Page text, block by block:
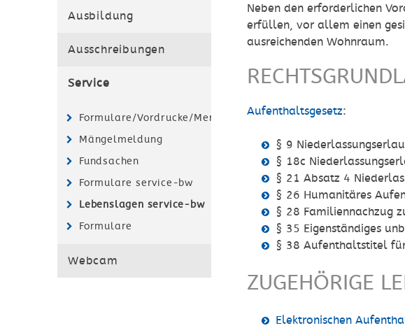
Ausbildung
Ausschreibungen
Service
Formulare/Vordrucke/Merkblätter
Mängelmeldung
Fundsachen
Formulare service-bw
Lebenslagen service-bw
Formulare
Webcam
Neben den erforderlichen
erfüllen, vor allem einen
ausreichenden Wohnraum.
Aufenthaltsgesetz:
§ 9
§ 18c
§ 21 Absatz 4
§ 26 Humanitäres
§ 28 Familiennachzug
§ 35 Eigenständiges
§ 38 Aufenthaltstitel
ZUGEHÖRIGE
Elektronischen